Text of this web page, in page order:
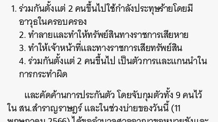
ร่วมกันตั้งแต่ 2 คนขึ้นไปใช้กำลังประทุษร้ายโดยมี
อาวุธในครอบครอง
2. ทำลายและทำให้ทรัพย์สินทางราชการเสียหาย
3. ทำให้เจ้าหน้าที่และทางราชการเสียทรัพย์สิน
4. ร่วมกันตั้งแต่ 2 คนขึ้นไป เป็นตัวการและแกนนำใน
การกระทำผิด
และคัดค้านการประกันตัว โดยจับกุมตัวทั้ง 9 คนไว้
ใน สน.สำราญราษฎร์ และในช่วงบ่ายของวันนี้ (11